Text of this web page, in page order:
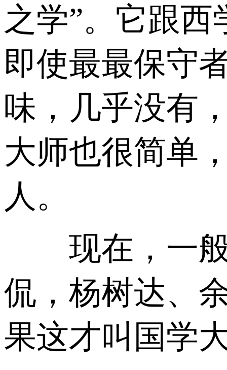
之学”。它跟
即使最最保守
味，几乎没有
大师也很简单
人。
现在，一般
侃，杨树达、
果这才叫国学